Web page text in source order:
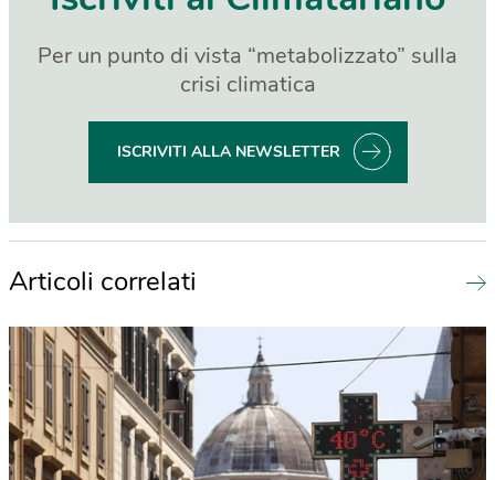
Per un punto di vista “metabolizzato” sulla
crisi climatica
ISCRIVITI ALLA NEWSLETTER
Articoli correlati